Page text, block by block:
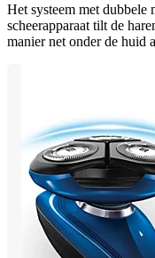
Het systeem met dubbele
scheerapparaat tilt de
manier net onder de huid